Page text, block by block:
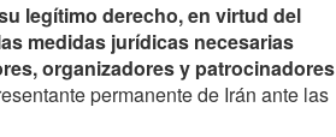
legítimo derecho, en virtud del
medidas jurídicas necesarias
organizadores y patrocinadores
permanente de Irán ante las